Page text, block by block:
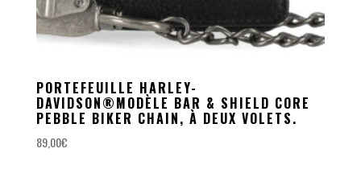
PORTEFEUILLE HARLEY-
DAVIDSON®MODÈLE BAR & SHIELD CORE
PEBBLE BIKER CHAIN, À DEUX VOLETS.
89,00€